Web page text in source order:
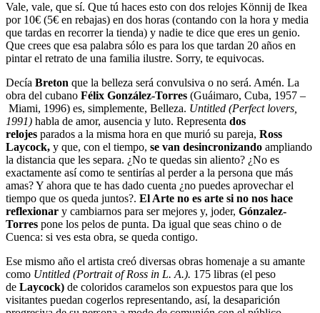
Vale, vale, que sí. Que tú haces esto con dos relojes Könnij de Ikea
por 10€ (5€ en rebajas) en dos horas (contando con la hora y media
que tardas en recorrer la tienda) y nadie te dice que eres un genio.
Que crees que esa palabra sólo es para los que tardan 20 años en
pintar el retrato de una familia ilustre. Sorry, te equivocas.
Decía Breton que la belleza será convulsiva o no será. Amén. La
obra del cubano Félix González-Torres (Guáimaro, Cuba, 1957 –
Miami, 1996) es, simplemente, Belleza. Untitled (Perfect lovers,
1991) habla de amor, ausencia y luto. Representa dos
relojes parados a la misma hora en que murió su pareja, Ross
Laycock, y que, con el tiempo, se van desincronizando ampliando
la distancia que les separa. ¿No te quedas sin aliento? ¿No es
exactamente así como te sentirías al perder a la persona que más
amas? Y ahora que te has dado cuenta ¿no puedes aprovechar el
tiempo que os queda juntos?. El Arte no es arte si no nos hace
reflexionar y cambiarnos para ser mejores y, joder, Gónzalez-
Torres pone los pelos de punta. Da igual que seas chino o de
Cuenca: si ves esta obra, se queda contigo.
Ese mismo año el artista creó diversas obras homenaje a su amante
como Untitled (Portrait of Ross in L. A.). 175 libras (el peso
de Laycock) de coloridos caramelos son expuestos para que los
visitantes puedan cogerlos representando, así, la desaparición